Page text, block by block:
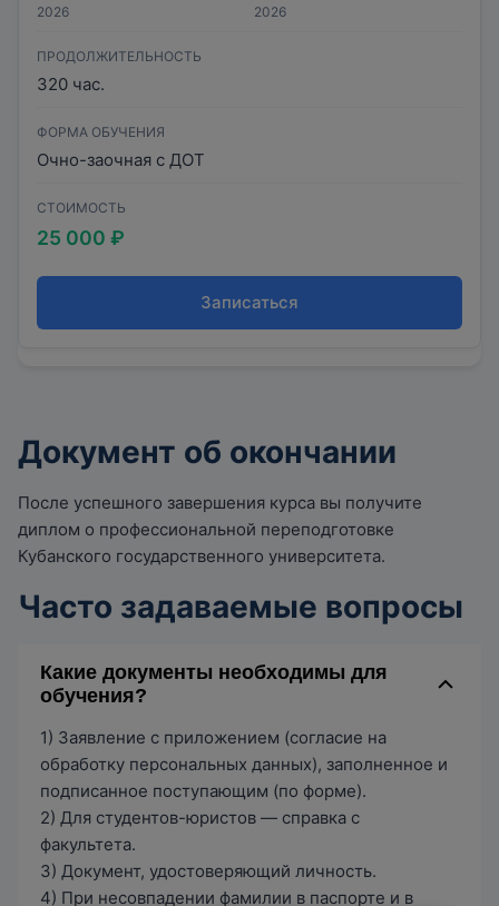
2026
2026
ПРОДОЛЖИТЕЛЬНОСТЬ
320 час.
ФОРМА ОБУЧЕНИЯ
Очно-заочная с ДОТ
СТОИМОСТЬ
25 000 ₽
Записаться
Документ об окончании
После успешного завершения курса вы получите
диплом о профессиональной переподготовке
Кубанского государственного университета.
Часто задаваемые вопросы
Какие документы необходимы для
обучения?
1) Заявление с приложением (согласие на
обработку персональных данных), заполненное и
подписанное поступающим (по форме).
2) Для студентов-юристов — справка с
факультета.
3) Документ, удостоверяющий личность.
4) При несовпадении фамилии в паспорте и в